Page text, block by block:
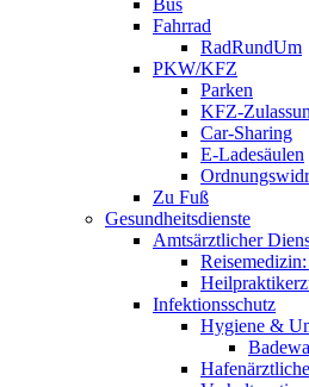
Bus
Fahrrad
RadRundUm
PKW/KFZ
Parken
KFZ-
Car-Sharing
E-Ladesäulen
Zu Fuß
Gesundheitsdienste
Amtsärztlicher
Infektionsschutz
Hygiene &